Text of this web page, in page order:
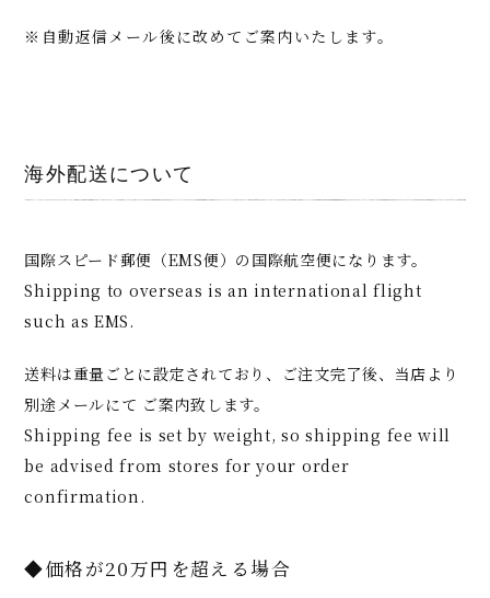
※自動返信メール後に改めてご案内いたします。
海外配送について
国際スピード郵便（EMS便）の国際航空便になります。
Shipping to overseas is an international flight
such as EMS.
送料は重量ごとに設定されており、ご注文完了後、当店より
別途メールにて ご案内致します。
Shipping fee is set by weight, so shipping fee will
be advised from stores for your order
confirmation.
◆価格が20万円を超える場合